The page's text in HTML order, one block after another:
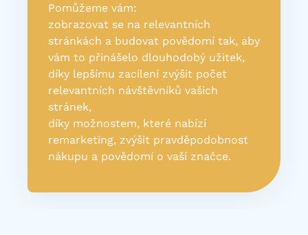
Pomůžeme vám:
zobrazovat se na relevantních
stránkách a budovat povědomí tak, aby
vám to přinášelo dlouhodobý užitek,
díky lepšímu zacílení zvýšit počet
relevantních návštěvníků vašich
stránek,
díky možnostem, které nabízí
remarketing, zvýšit pravděpodobnost
nákupu a povědomí o vaší značce.